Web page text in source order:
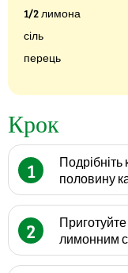
1/2 лимона
сіль
перець
Крок
1
Подрібніть
половину
2
лимонним